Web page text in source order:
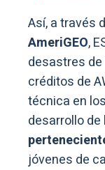
Así, a través
AmeriGEO,
desastres de
créditos de
técnica en
desarrollo de
jóvenes de